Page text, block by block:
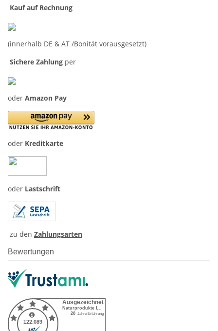
Kauf auf Rechnung
(innerhalb DE & AT /Bonität vorausgesetzt)
Sichere Zahlung per
oder Amazon Pay
oder Kreditkarte
oder Lastschrift
zu den Zahlungsarten
Bewertungen